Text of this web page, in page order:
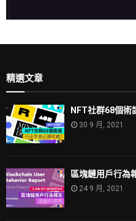
精選文章
NFT社群68個術
30 9 月, 2021
區塊鏈用戶行為
24 9 月, 2021